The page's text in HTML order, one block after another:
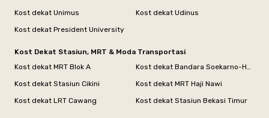
Kost dekat Unimus
Kost dekat Udinus
Kost dekat President University
Kost Dekat Stasiun, MRT & Moda Transportasi
Kost dekat MRT Blok A
Kost dekat Bandara Soekarno-Hatta
Kost dekat Stasiun Cikini
Kost dekat MRT Haji Nawi
Kost dekat LRT Cawang
Kost dekat Stasiun Bekasi Timur